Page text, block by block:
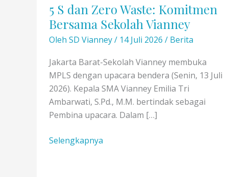
5 S dan Zero Waste: Komitmen
Bersama Sekolah Vianney
Oleh SD Vianney/ 14 Juli 2026 / Berita
Jakarta Barat-Sekolah Vianney membuka
MPLS dengan upacara bendera (Senin, 13 Juli
2026). Kepala SMA Vianney Emilia Tri
Ambarwati, S.Pd., M.M. bertindak sebagai
Pembina upacara. Dalam […]
5
Selengkapnya